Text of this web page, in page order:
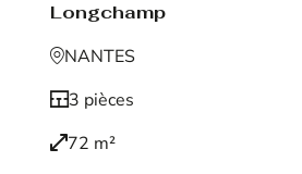
Longchamp
NANTES
3 pièces
72 m²